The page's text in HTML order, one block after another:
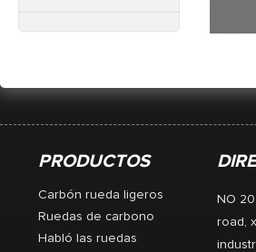
PRODUCTOS
Carbón rueda ligeros
Ruedas de carbono
Habló las ruedas
NO
road,